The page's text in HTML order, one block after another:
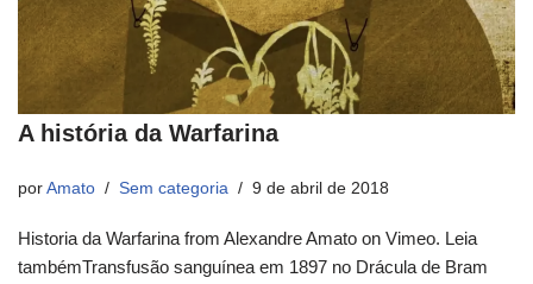
A história da Warfarina
por Amato Sem categoria 9 de abril de 2018
Historia da Warfarina from Alexandre Amato on Vimeo. Leia
tambémTransfusão sanguínea em 1897 no Drácula de Bram